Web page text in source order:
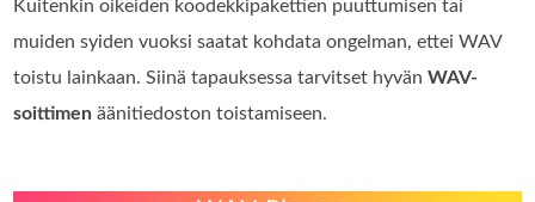
Kuitenkin oikeiden koodekkipakettien puuttumisen tai
muiden syiden vuoksi saatat kohdata ongelman, ettei WAV
toistu lainkaan. Siinä tapauksessa tarvitset hyvänWAV-
soittimen äänitiedoston toistamiseen.